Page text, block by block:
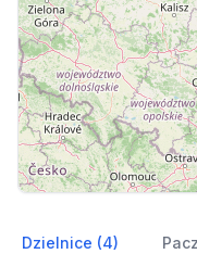
Dzielnice (4)